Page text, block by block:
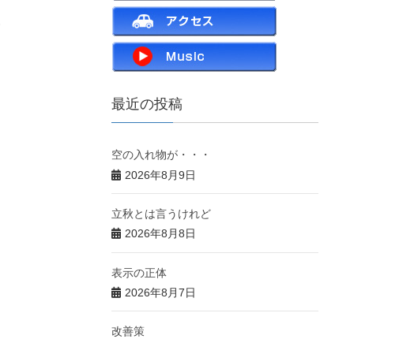
最近の投稿
空の入れ物が・・・
2026年8月9日
立秋とは言うけれど
2026年8月8日
表示の正体
2026年8月7日
改善策